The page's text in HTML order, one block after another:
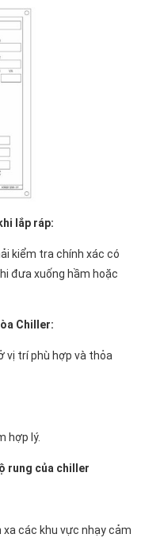
lắp ráp:
kiểm tra chính xác có
đưa xuống hầm hoặc
Chiller:
vị trí phù hợp và thỏa
hợp lý.
rung của chiller
các khu vực nhạy cảm